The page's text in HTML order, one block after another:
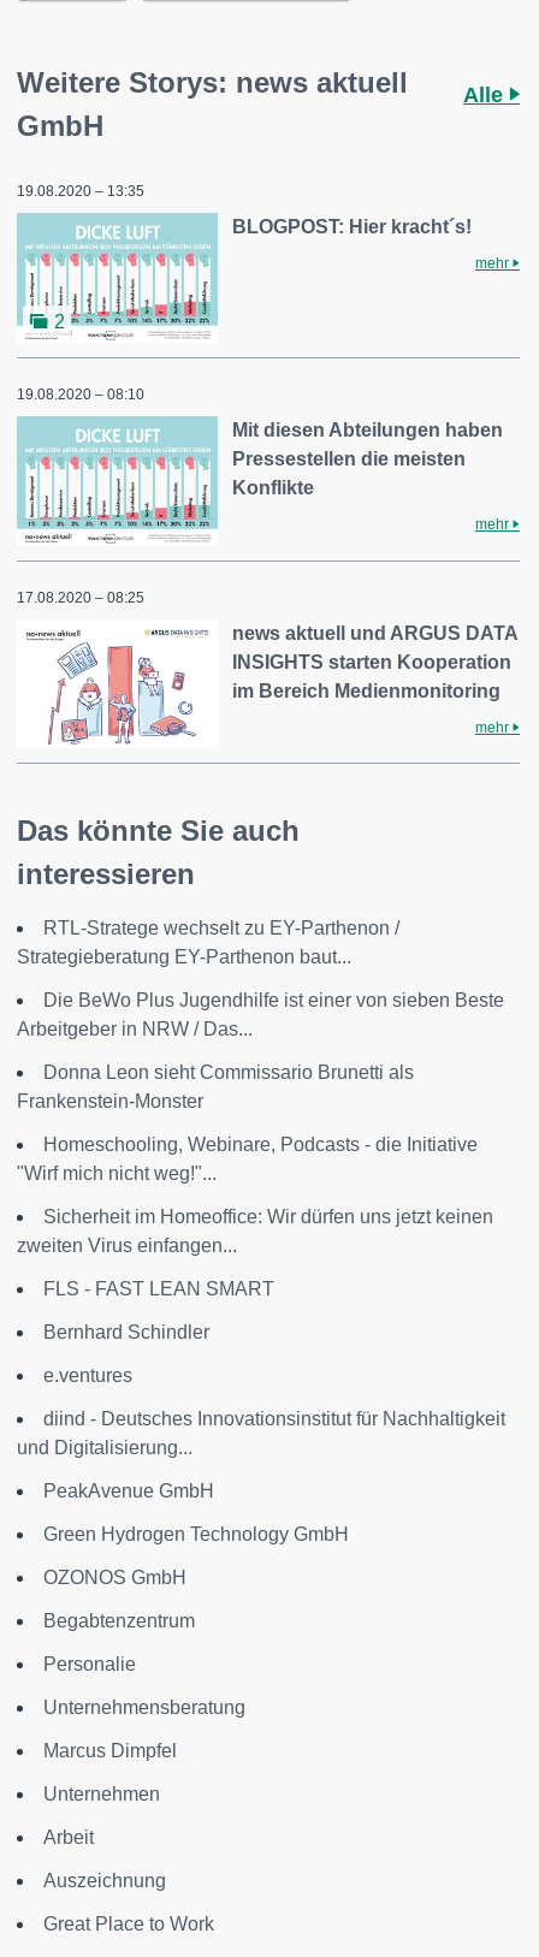
Weitere Storys: news aktuell
GmbH
Alle
19.08.2020 – 13:35
2
BLOGPOST: Hier kracht´s!
mehr
19.08.2020 – 08:10
Mit diesen Abteilungen haben
Pressestellen die meisten
Konflikte
mehr
17.08.2020 – 08:25
news aktuell und ARGUS DATA
INSIGHTS starten Kooperation
im Bereich Medienmonitoring
mehr
Das könnte Sie auch
interessieren
RTL-Stratege wechselt zu EY-Parthenon /
Strategieberatung EY-Parthenon baut...
Die BeWo Plus Jugendhilfe ist einer von sieben Beste
Arbeitgeber in NRW / Das...
Donna Leon sieht Commissario Brunetti als
Frankenstein-Monster
Homeschooling, Webinare, Podcasts - die Initiative
"Wirf mich nicht weg!"...
Sicherheit im Homeoffice: Wir dürfen uns jetzt keinen
zweiten Virus einfangen...
FLS - FAST LEAN SMART
Bernhard Schindler
e.ventures
diind - Deutsches Innovationsinstitut für Nachhaltigkeit
und Digitalisierung...
PeakAvenue GmbH
Green Hydrogen Technology GmbH
OZONOS GmbH
Begabtenzentrum
Personalie
Unternehmensberatung
Marcus Dimpfel
Unternehmen
Arbeit
Auszeichnung
Great Place to Work